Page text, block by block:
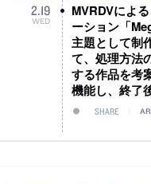
2.19
WED
MVRDVによ
ーション「
主題として制
て、処理方法
する作品を考
機能し、終了
SHARE